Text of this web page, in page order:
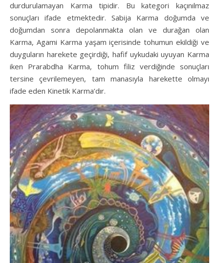
durdurulamayan Karma tipidir. Bu kategori kaçınılmaz
sonuçları ifade etmektedir. Sabija Karma doğumda ve
doğumdan sonra depolanmakta olan ve durağan olan
Karma, Agami Karma yaşam içerisinde tohumun ekildiği ve
duyguların harekete geçirdiği, hafif uykudaki uyuyan Karma
iken Prarabdha Karma, tohum filiz verdiğinde sonuçları
tersine çevrilemeyen, tam manasıyla harekette olmayı
ifade eden Kinetik Karma’dır.